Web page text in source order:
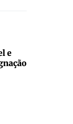
e